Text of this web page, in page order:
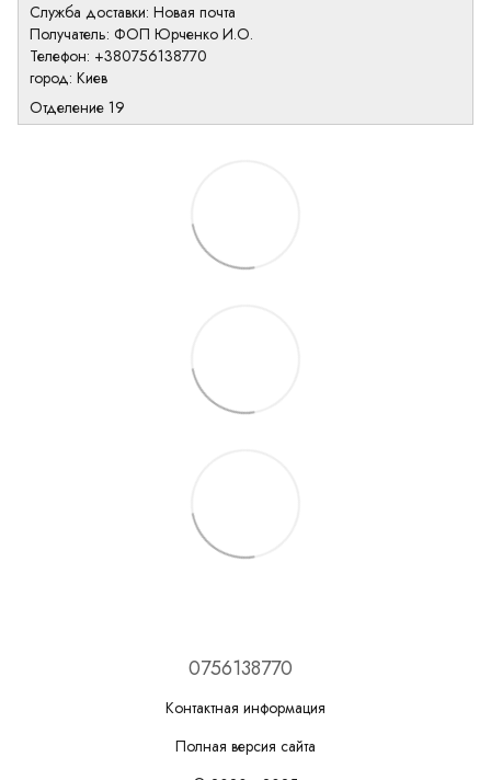
Служба доставки: Новая почта
Получатель: ФОП Юрченко И.О.
Телефон: +380756138770
город: Киев
Отделение 19
0756138770
Контактная информация
Полная версия сайта